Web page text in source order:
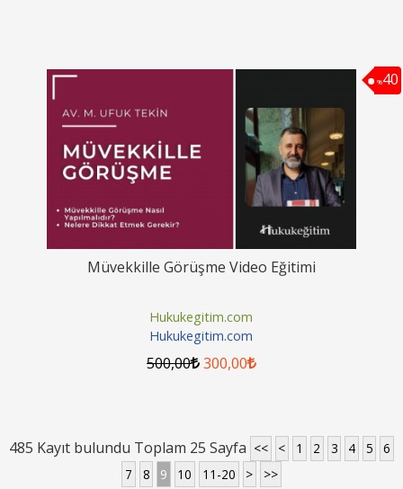
%40
Müvekkille Görüşme Video Eğitimi
Hukukegitim.com
Hukukegitim.com
500,00 300,00
485 Kayıt bulundu Toplam 25 Sayfa << < 1 2 3 4 5
6
7
8 9 10 11-20 > >>